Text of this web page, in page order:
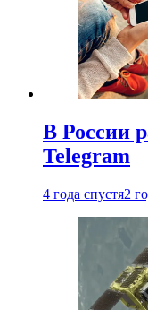
В России
Telegram
4 года спустя2